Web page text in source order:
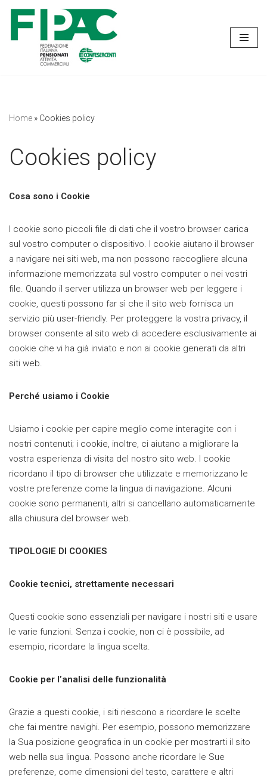
Vai
contenuto
Home » Cookies policy
Cookies policy
Cosa sono i Cookie
I cookie sono piccoli file di dati che il vostro browser carica
sul vostro computer o dispositivo. I cookie aiutano il browser
a navigare nei siti web, ma non possono raccogliere alcuna
informazione memorizzata sul vostro computer o nei vostri
file. Quando il server utilizza un browser web per leggere i
cookie, questi possono far sì che il sito web fornisca un
servizio più user-friendly. Per proteggere la vostra privacy, il
browser consente al sito web di accedere esclusivamente ai
cookie che vi ha già inviato e non ai cookie generati da altri
siti web.
Perché usiamo i Cookie
Usiamo i cookie per capire meglio come interagite con i
nostri contenuti; i cookie, inoltre, ci aiutano a migliorare la
vostra esperienza di visita del nostro sito web. I cookie
ricordano il tipo di browser che utilizzate e memorizzano le
vostre preferenze come la lingua di navigazione. Alcuni
cookie sono permanenti, altri si cancellano automaticamente
alla chiusura del browser web.
TIPOLOGIE DI COOKIES
Cookie tecnici, strettamente necessari
Questi cookie sono essenziali per navigare i nostri siti e usare
le varie funzioni. Senza i cookie, non ci è possibile, ad
esempio, ricordare la lingua scelta.
Cookie per l’analisi delle funzionalità
Grazie a questi cookie, i siti riescono a ricordare le scelte
che fai mentre navighi. Per esempio, possono memorizzare
la Sua posizione geografica in un cookie per mostrarti il sito
web nella sua lingua. Possono anche ricordare le Sue
preferenze, come dimensioni del testo, carattere e altri